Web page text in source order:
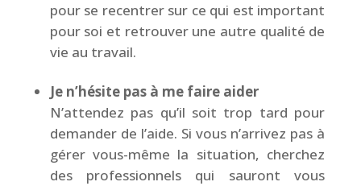
pour se recentrer sur ce qui est important
pour soi et retrouver une autre qualité de
vie au travail.
Je n’hésite pas à me faire aider
N’attendez pas qu’il soit trop tard pour
demander de l’aide. Si vous n’arrivez pas à
gérer vous-même la situation, cherchez
des professionnels qui sauront vous